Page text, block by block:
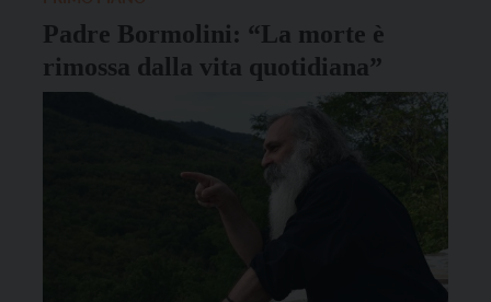
Padre Bormolini: “La morte è
rimossa dalla vita quotidiana”